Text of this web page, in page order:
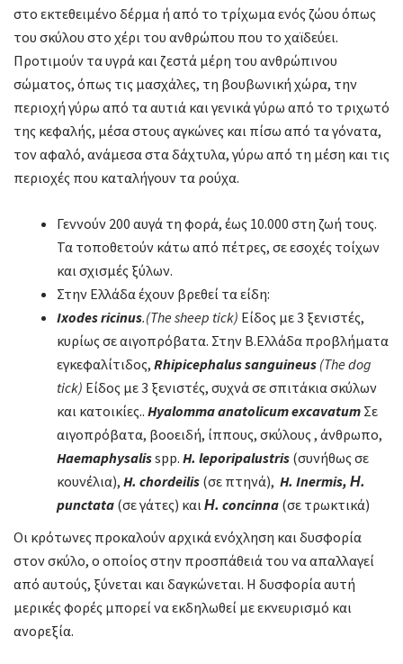
στο εκτεθειμένο δέρμα ή από το τρίχωμα ενός ζώου όπως
του σκύλου στο χέρι του ανθρώπου που το χαϊδεύει.
Προτιμούν τα υγρά και ζεστά μέρη του ανθρώπινου
σώματος, όπως τις μασχάλες, τη βουβωνική χώρα, την
περιοχή γύρω από τα αυτιά και γενικά γύρω από το τριχωτό
της κεφαλής, μέσα στους αγκώνες και πίσω από τα γόνατα,
τον αφαλό, ανάμεσα στα δάχτυλα, γύρω από τη μέση και τις
περιοχές που καταλήγουν τα ρούχα.
Γεννούν 200 αυγά τη φορά, έως 10.000 στη ζωή τους.
Τα τοποθετούν κάτω από πέτρες, σε εσοχές τοίχων
και σχισμές ξύλων.
Στην Ελλάδα έχουν βρεθεί τα είδη:
Ixodesricinus.(The sheep tick) Είδος με 3 ξενιστές,
κυρίως σε αιγοπρόβατα. Στην Β.Ελλάδα προβλήματα
εγκεφαλίτιδος, Rhipicephalussanguineus (The dog
tick) Είδος με 3 ξενιστές, συχνά σε σπιτάκια σκύλων
και κατοικίες.. Hyalommaanatolicumexcavatum Σε
αιγοπρόβατα, βοοειδή, ίππους, σκύλους , άνθρωπο,
Haemaphysalisspp. H. leporipalustris (συνήθως σε
κουνέλια), H. chordeilis (σε πτηνά), H. Inermis, Η.
punctata (σε γάτες) και Η. concinna (σε τρωκτικά)
Οι κρότωνες προκαλούν αρχικά ενόχληση και δυσφορία
στον σκύλο, ο οποίος στην προσπάθειά του να απαλλαγεί
από αυτούς, ξύνεται και δαγκώνεται. Η δυσφορία αυτή
μερικές φορές μπορεί να εκδηλωθεί με εκνευρισμό και
ανορεξία.